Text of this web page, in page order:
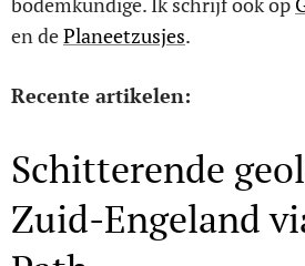
en dePlaneetzusjes.
Recente artikelen:
Schitterende
Zuid-Engeland